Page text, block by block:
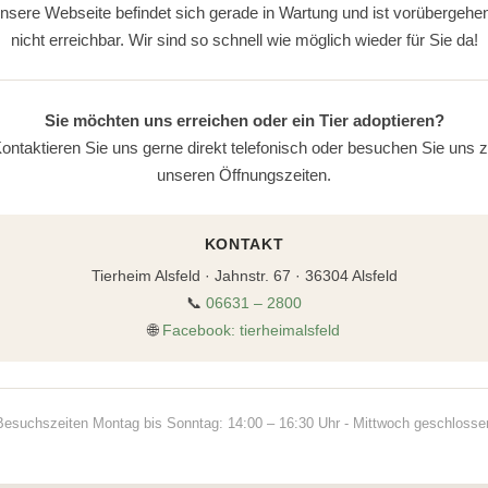
Webseite befindet sich gerade in Wartung und ist
nicht erreichbar. Wir sind so schnell wie möglich wieder für Sie da!
Sie möchten uns erreichen oder ein Tier adoptieren?
Sie uns gerne direkt telefonisch oder besuchen Sie uns
unseren Öffnungszeiten.
KONTAKT
Tierheim Alsfeld · Jahnstr. 67 · 36304 Alsfeld
📞 06631 – 2800
🌐 Facebook: tierheimalsfeld
Montag bis Sonntag: 14:00 – 16:30 Uhr - Mittwoch